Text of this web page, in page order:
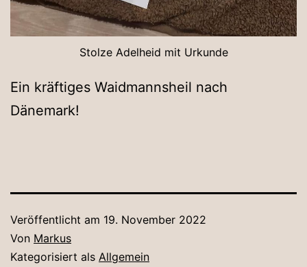
Stolze Adelheid mit Urkunde
Ein kräftiges Waidmannsheil nach
Dänemark!
Veröffentlicht am 19. November 2022
Von Markus
Kategorisiert als Allgemein